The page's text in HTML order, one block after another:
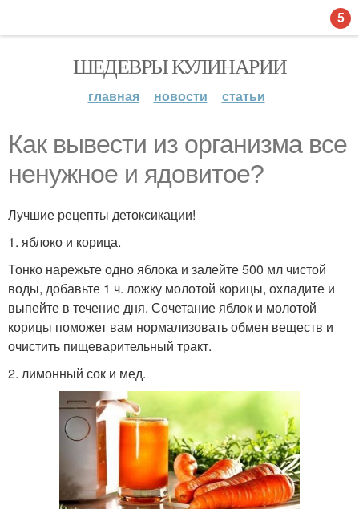
ШЕДЕВРЫ КУЛИНАРИИ
главная новости статьи
Как вывести из организма все
ненужное и ядовитое?
Лучшие рецепты детоксикации!
1. яблоко и корица.
Тонко нарежьте одно яблока и залейте 500 мл чистой
воды, добавьте 1 ч. ложку молотой корицы, охладите и
выпейте в течение дня. Сочетание яблок и молотой
корицы поможет вам нормализовать обмен веществ и
очистить пищеварительный тракт.
2. лимонный сок и мед.
5